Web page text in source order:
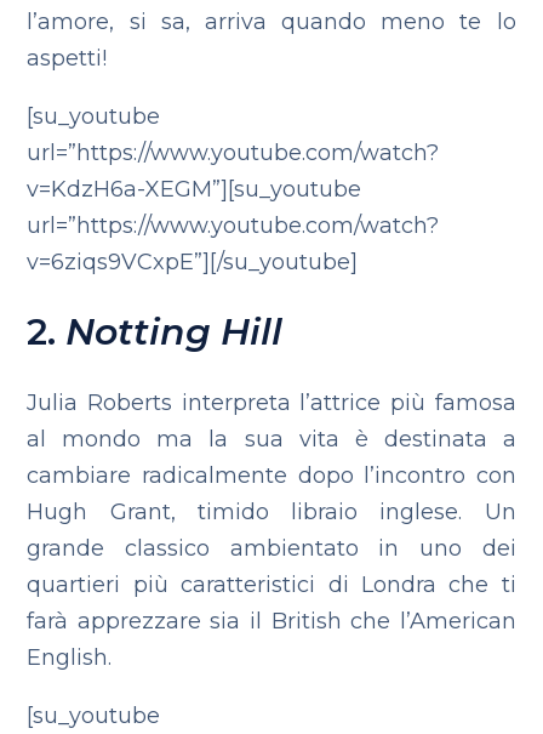
l’amore, si sa, arriva quando meno te lo
aspetti!
[su_youtube
url=”https://www.youtube.com/watch?
v=KdzH6a-XEGM”][su_youtube
url=”https://www.youtube.com/watch?
v=6ziqs9VCxpE”][/su_youtube]
2. Notting Hill
Julia Roberts interpreta l’attrice più famosa
al mondo ma la sua vita è destinata a
cambiare radicalmente dopo l’incontro con
Hugh Grant, timido libraio inglese. Un
grande classico ambientato in uno dei
quartieri più caratteristici di Londra che ti
farà apprezzare sia il British che l’American
English.
[su_youtube